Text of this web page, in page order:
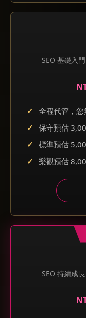
SEO 基礎入
全程代管，
保守預估
標準預估
樂觀預估
SEO 持續成